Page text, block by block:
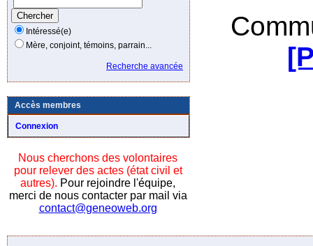
Intéressé(e)
Mère, conjoint, témoins, parrain...
Recherche avancée
Accès membres
Connexion
Nous cherchons des volontaires
pour relever des actes (état civil et
autres). Pour rejoindre l'équipe,
merci de nous contacter par mail via
contact@geneoweb.org